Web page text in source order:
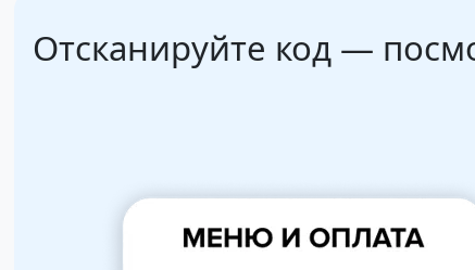
Отсканируйте код —